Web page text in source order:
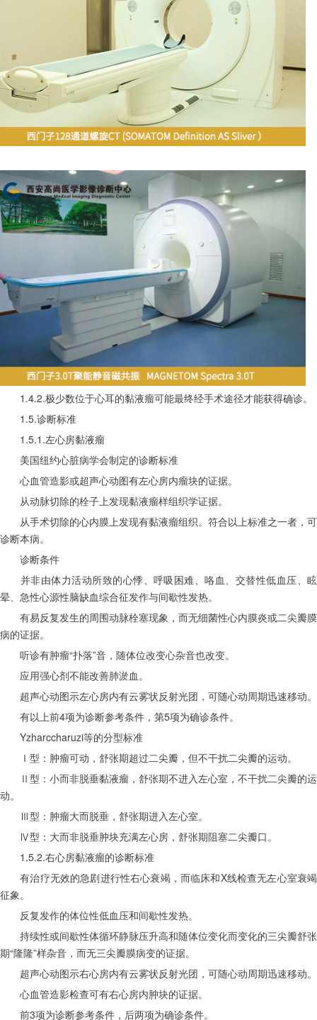
1.4.2.极少数位于心耳的黏液瘤可能最终经手术途径才能获得确诊。
1.5.诊断标准
1.5.1.左心房黏液瘤
美国纽约心脏病学会制定的诊断标准
心血管造影或超声心动图有左心房内瘤块的证据。
从动脉切除的栓子上发现黏液瘤样组织学证据。
从手术切除的心内膜上发现有黏液瘤组织。符合以上标准之一者，可
诊断本病。
诊断条件
并非由体力活动所致的心悸、呼吸困难、咯血、交替性低血压、眩
晕、急性心源性脑缺血综合征发作与间歇性发热。
有易反复发生的周围动脉栓塞现象，而无细菌性心内膜炎或二尖瓣膜
病的证据。
听诊有肿瘤“扑落”音，随体位改变心杂音也改变。
应用强心剂不能改善肺淤血。
超声心动图示左心房内有云雾状反射光团，可随心动周期迅速移动。
有以上前4项为诊断参考条件，第5项为确诊条件。
Yzharccharuzi等的分型标准
Ⅰ型：肿瘤可动，舒张期超过二尖瓣，但不干扰二尖瓣的运动。
Ⅱ型：小而非脱垂黏液瘤，舒张期不进入左心室，不干扰二尖瓣的运
动。
Ⅲ型：肿瘤大而脱垂，舒张期进入左心室。
Ⅳ型：大而非脱垂肿块充满左心房，舒张期阻塞二尖瓣口。
1.5.2.右心房黏液瘤的诊断标准
有治疗无效的急剧进行性右心衰竭，而临床和X线检查无左心室衰竭
征象。
反复发作的体位性低血压和间歇性发热。
持续性或间歇性体循环静脉压升高和随体位变化而变化的三尖瓣舒张
期“隆隆”样杂音，而无三尖瓣膜病变的证据。
超声心动图示右心房内有云雾状反射光团，可随心动周期迅速移动。
心血管造影检查可有右心房内肿块的证据。
前3项为诊断参考条件，后两项为确诊条件。